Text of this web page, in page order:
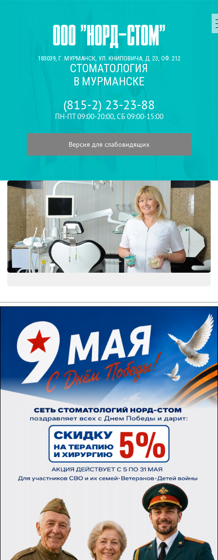
ООО "НОРД-СТОМ"
183039, Г. МУРМАНСК, УЛ. КНИПОВИЧА, Д. 23, ОФ. 212
СТОМАТОЛОГИЯ
В МУРМАНСКЕ
(815-2) 23-23-88
ПН-ПТ 09:00-20:00, СБ 09:00-15:00
Версия для слабовидящих